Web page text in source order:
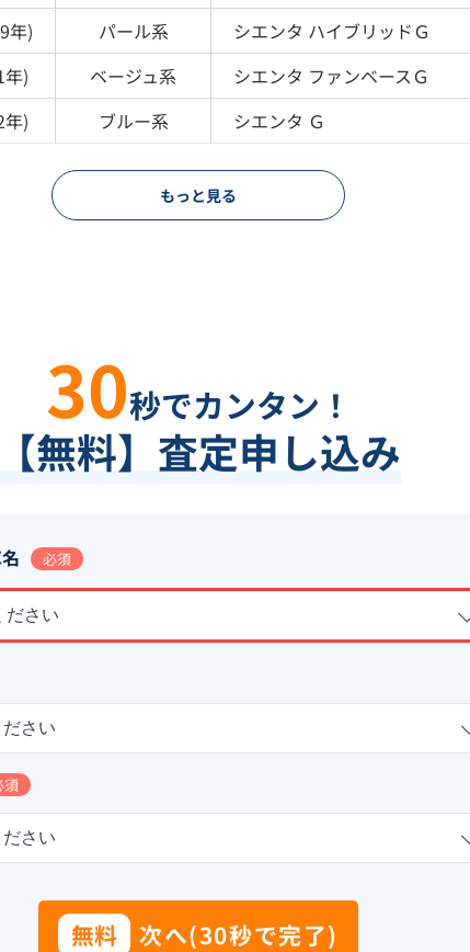
年) パール系 シエンタ ハイブリッドＧ
年) ベージュ系 シエンタ ファンベースＧ
年) ブルー系 シエンタ Ｇ
もっと見る
30秒でカンタン！
【無料】査定申し込み
必須
ださい
さい
須
さい
無料 次へ(30秒で完了)